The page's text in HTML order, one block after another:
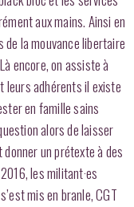
aux mains. Ainsi en
la mouvance libertaire
encore, on assiste à
leurs adhérents il existe
en famille sains
alors de laisser
un prétexte à des
les militant·es
mis en branle, CGT